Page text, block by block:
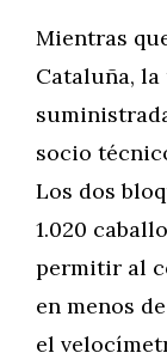
Mientras
Cataluña,
socio
Los dos
1.020
permitir al
en menos
el